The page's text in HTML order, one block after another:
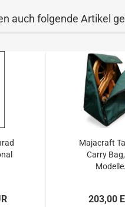
auch folgende Artikel
Majacraft
Carry
203,00